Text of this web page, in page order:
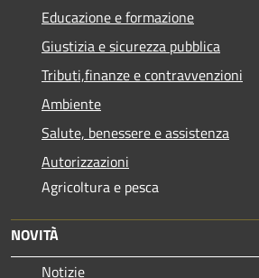
Educazione e formazione
Giustizia e sicurezza pubblica
Tributi,finanze e contravvenzioni
Ambiente
Salute, benessere e assistenza
Autorizzazioni
Agricoltura e pesca
NOVITÀ
Notizie